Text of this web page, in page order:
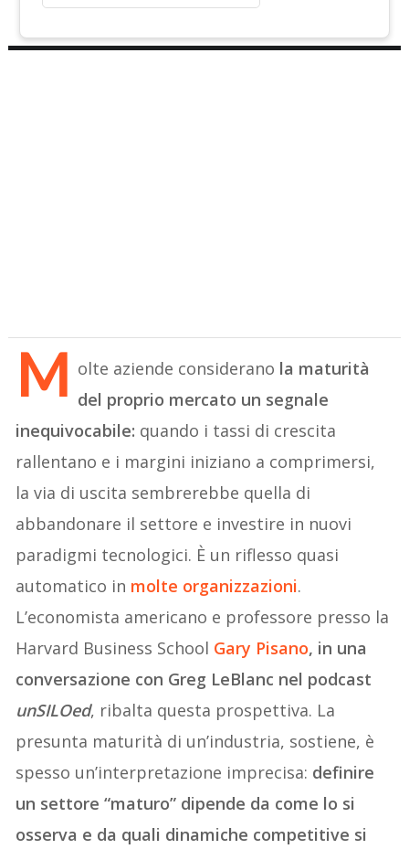
M olte aziende considerano la maturità
del proprio mercato un segnale
inequivocabile: quando i tassi di crescita
rallentano e i margini iniziano a comprimersi,
la via di uscita sembrerebbe quella di
abbandonare il settore e investire in nuovi
paradigmi tecnologici. È un riflesso quasi
automatico in molte organizzazioni.
L’economista americano e professore presso la
Harvard Business School Gary Pisano, in una
conversazione con Greg LeBlanc nel podcast
unSILOed, ribalta questa prospettiva. La
presunta maturità di un’industria, sostiene, è
spesso un’interpretazione imprecisa: definire
un settore “maturo” dipende da come lo si
osserva e da quali dinamiche competitive si